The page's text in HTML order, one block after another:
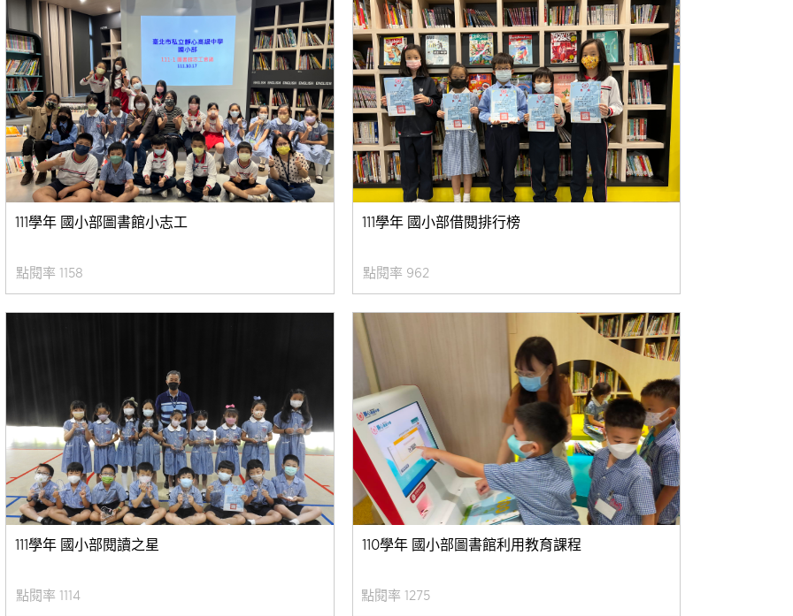
111學年 國小部圖書館小志工
點閱率 1158
111學年 國小部借閱排行榜
2022/12/23 點閱率 962
111學年 國小部閱讀之星
點閱率 1114
110學年 國小部圖書館利用教育課程
2021/12/24 點閱率 1275